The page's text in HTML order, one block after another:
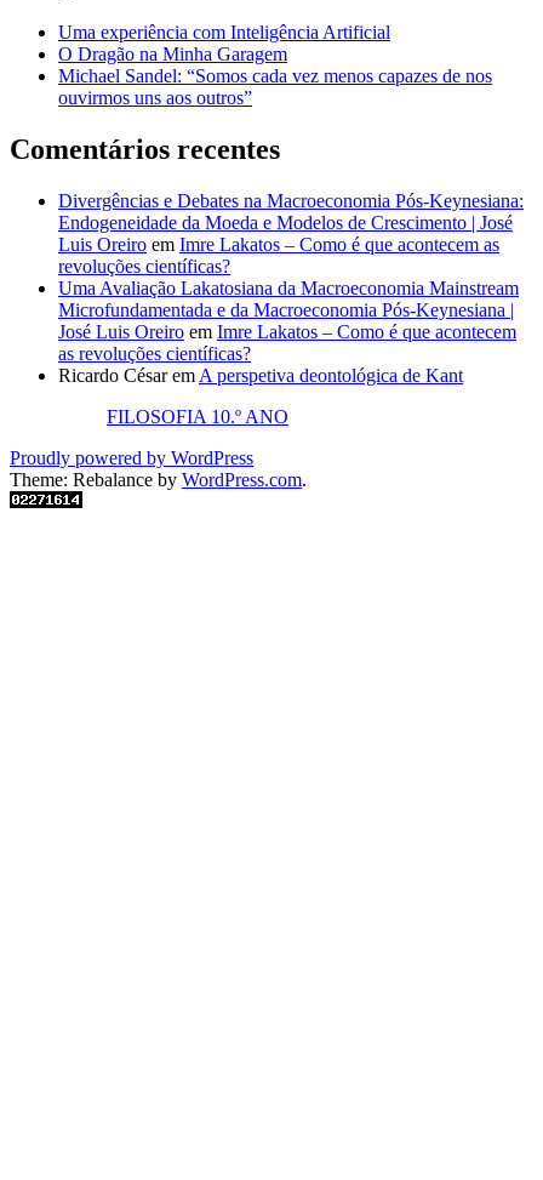
Uma experiência com Inteligência Artificial
O Dragão na Minha Garagem
Michael Sandel: “Somos cada vez menos capazes de nos
ouvirmos uns aos outros”
Comentários recentes
Divergências e Debates na Macroeconomia Pós-Keynesiana:
Endogeneidade da Moeda e Modelos de Crescimento | José
Luis Oreiro em Imre Lakatos – Como é que acontecem as
revoluções científicas?
Uma Avaliação Lakatosiana da Macroeconomia Mainstream
Microfundamentada e da Macroeconomia Pós-Keynesiana |
José Luis Oreiro em Imre Lakatos – Como é que acontecem
as revoluções científicas?
Ricardo Césarem A perspetiva deontológica de Kant
FILOSOFIA 10.º ANO
Proudly powered by WordPress
Theme: Rebalance by WordPress.com.